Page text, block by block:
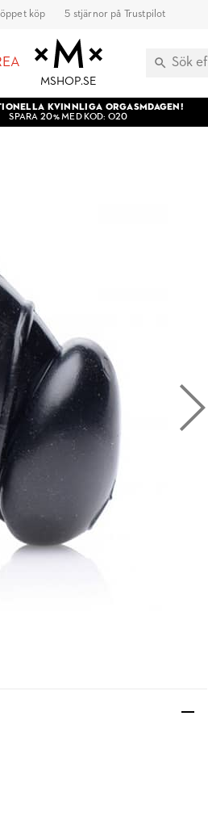
köp 5 stjärnor på Trustpilot
MSHOP.SE
KVINNLIGA ORGASMDAGEN!
SPARA 20% MED KOD: O20